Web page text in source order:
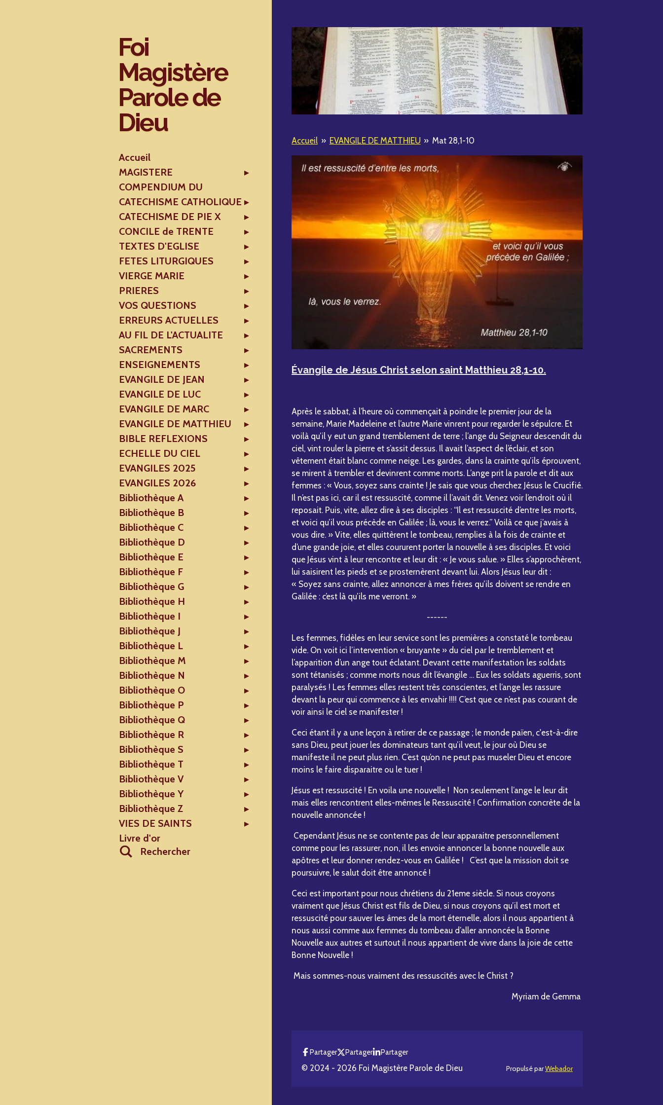
Accueil » EVANGILE DE MATTHIEU » Mat 28,1-10
Évangile de Jésus Christ selon saint Matthieu 28,1-10.
Après le sabbat, à l’heure où commençait à poindre le premier jour de la
semaine, Marie Madeleine et l’autre Marie vinrent pour regarder le sépulcre. Et
voilà qu’il y eut un grand tremblement de terre ; l’ange du Seigneur descendit du
ciel, vint rouler la pierre et s’assit dessus. Il avait l’aspect de l’éclair, et son
vêtement était blanc comme neige. Les gardes, dans la crainte qu’ils éprouvent,
se mirent à trembler et devinrent comme morts. L’ange prit la parole et dit aux
femmes : « Vous, soyez sans crainte ! Je sais que vous cherchez Jésus le Crucifié.
Il n’est pas ici, car il est ressuscité, comme il l’avait dit. Venez voir l’endroit où il
reposait. Puis, vite, allez dire à ses disciples : “Il est ressuscité d’entre les morts,
et voici qu’il vous précède en Galilée ; là, vous le verrez.” Voilà ce que j’avais à
vous dire. » Vite, elles quittèrent le tombeau, remplies à la fois de crainte et
d’une grande joie, et elles coururent porter la nouvelle à ses disciples. Et voici
que Jésus vint à leur rencontre et leur dit : « Je vous salue. » Elles s’approchèrent,
lui saisirent les pieds et se prosternèrent devant lui. Alors Jésus leur dit :
« Soyez sans crainte, allez annoncer à mes frères qu’ils doivent se rendre en
Galilée : c’est là qu’ils me verront. »
------
Les femmes, fidèles en leur service sont les premières a constaté le tombeau
vide. On voit ici l’intervention « bruyante » du ciel par le tremblement et
l’apparition d’un ange tout éclatant. Devant cette manifestation les soldats
sont tétanisés ; comme morts nous dit l’évangile … Eux les soldats aguerris, sont
paralysés ! Les femmes elles restent très conscientes, et l’ange les rassure
devant la peur qui commence à les envahir !!!! C’est que ce n’est pas courant de
voir ainsi le ciel se manifester !
Ceci étant il y a une leçon à retirer de ce passage ; le monde païen, c'est-à-dire
sans Dieu, peut jouer les dominateurs tant qu’il veut, le jour où Dieu se
manifeste il ne peut plus rien. C’est qu’on ne peut pas museler Dieu et encore
moins le faire disparaitre ou le tuer !
Jésus est ressuscité ! En voila une nouvelle ! Non seulement l’ange le leur dit
mais elles rencontrent elles-mêmes le Ressuscité ! Confirmation concrète de la
nouvelle annoncée !
Cependant Jésus ne se contente pas de leur apparaitre personnellement
comme pour les rassurer, non, il les envoie annoncer la bonne nouvelle aux
apôtres et leur donner rendez-vous en Galilée ! C’est que la mission doit se
poursuivre, le salut doit être annoncé !
Ceci est important pour nous chrétiens du 21eme siècle. Si nous croyons
vraiment que Jésus Christ est fils de Dieu, si nous croyons qu’il est mort et
ressuscité pour sauver les âmes de la mort éternelle, alors il nous appartient à
nous aussi comme aux femmes du tombeau d’aller annoncée la Bonne
Nouvelle aux autres et surtout il nous appartient de vivre dans la joie de cette
Bonne Nouvelle !
Mais sommes-nous vraiment des ressuscités avec le Christ ?
Myriam de Gemma
Partager Partager Partager
© 2024 - 2026 Foi Magistère Parole de Dieu Propulsé parWebador
Foi
Magistère
Parole de
Dieu
Accueil
MAGISTERE
COMPENDIUM DU
CATECHISME CATHOLIQUE
CATECHISME DE PIE X
CONCILE de TRENTE
TEXTES D'EGLISE
FETES LITURGIQUES
VIERGE MARIE
PRIERES
VOS QUESTIONS
ERREURS ACTUELLES
AU FIL DE L'ACTUALITE
SACREMENTS
ENSEIGNEMENTS
EVANGILE DE JEAN
EVANGILE DE LUC
EVANGILE DE MARC
EVANGILE DE MATTHIEU
BIBLE REFLEXIONS
ECHELLE DU CIEL
EVANGILES 2025
EVANGILES 2026
Bibliothèque A
Bibliothèque B
Bibliothèque C
Bibliothèque D
Bibliothèque E
Bibliothèque F
Bibliothèque G
Bibliothèque H
Bibliothèque I
Bibliothèque J
Bibliothèque L
Bibliothèque M
Bibliothèque N
Bibliothèque O
Bibliothèque P
Bibliothèque Q
Bibliothèque R
Bibliothèque S
Bibliothèque T
Bibliothèque V
Bibliothèque Y
Bibliothèque Z
VIES DE SAINTS
Livre d'or
Rechercher